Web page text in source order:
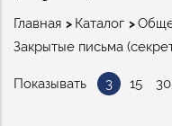
Строка
навигации
Главная Каталог
Закрытые письма
Показывать 3 15 30